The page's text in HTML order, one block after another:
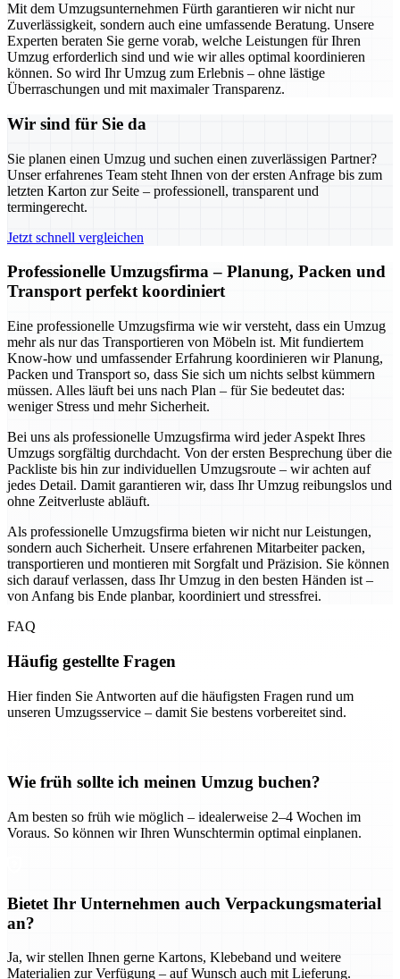
Mit dem Umzugsunternehmen Fürth garantieren wir nicht nur
Zuverlässigkeit, sondern auch eine umfassende Beratung. Unsere
Experten beraten Sie gerne vorab, welche Leistungen für Ihren
Umzug erforderlich sind und wie wir alles optimal koordinieren
können. So wird Ihr Umzug zum Erlebnis – ohne lästige
Überraschungen und mit maximaler Transparenz.
Wir sind für Sie da
Sie planen einen Umzug und suchen einen zuverlässigen Partner?
Unser erfahrenes Team steht Ihnen von der ersten Anfrage bis zum
letzten Karton zur Seite – professionell, transparent und
termingerecht.
Jetzt schnell vergleichen
Professionelle Umzugsfirma – Planung, Packen und
Transport perfekt koordiniert
Eine professionelle Umzugsfirma wie wir versteht, dass ein Umzug
mehr als nur das Transportieren von Möbeln ist. Mit fundiertem
Know-how und umfassender Erfahrung koordinieren wir Planung,
Packen und Transport so, dass Sie sich um nichts selbst kümmern
müssen. Alles läuft bei uns nach Plan – für Sie bedeutet das:
weniger Stress und mehr Sicherheit.
Bei uns als professionelle Umzugsfirma wird jeder Aspekt Ihres
Umzugs sorgfältig durchdacht. Von der ersten Besprechung über die
Packliste bis hin zur individuellen Umzugsroute – wir achten auf
jedes Detail. Damit garantieren wir, dass Ihr Umzug reibungslos und
ohne Zeitverluste abläuft.
Als professionelle Umzugsfirma bieten wir nicht nur Leistungen,
sondern auch Sicherheit. Unsere erfahrenen Mitarbeiter packen,
transportieren und montieren mit Sorgfalt und Präzision. Sie können
sich darauf verlassen, dass Ihr Umzug in den besten Händen ist –
von Anfang bis Ende planbar, koordiniert und stressfrei.
FAQ
Häufig gestellte Fragen
Hier finden Sie Antworten auf die häufigsten Fragen rund um
unseren Umzugsservice – damit Sie bestens vorbereitet sind.
Wie früh sollte ich meinen Umzug buchen?
Am besten so früh wie möglich – idealerweise 2–4 Wochen im
Voraus. So können wir Ihren Wunschtermin optimal einplanen.
Bietet Ihr Unternehmen auch Verpackungsmaterial
an?
Ja, wir stellen Ihnen gerne Kartons, Klebeband und weitere
Materialien zur Verfügung – auf Wunsch auch mit Lieferung.